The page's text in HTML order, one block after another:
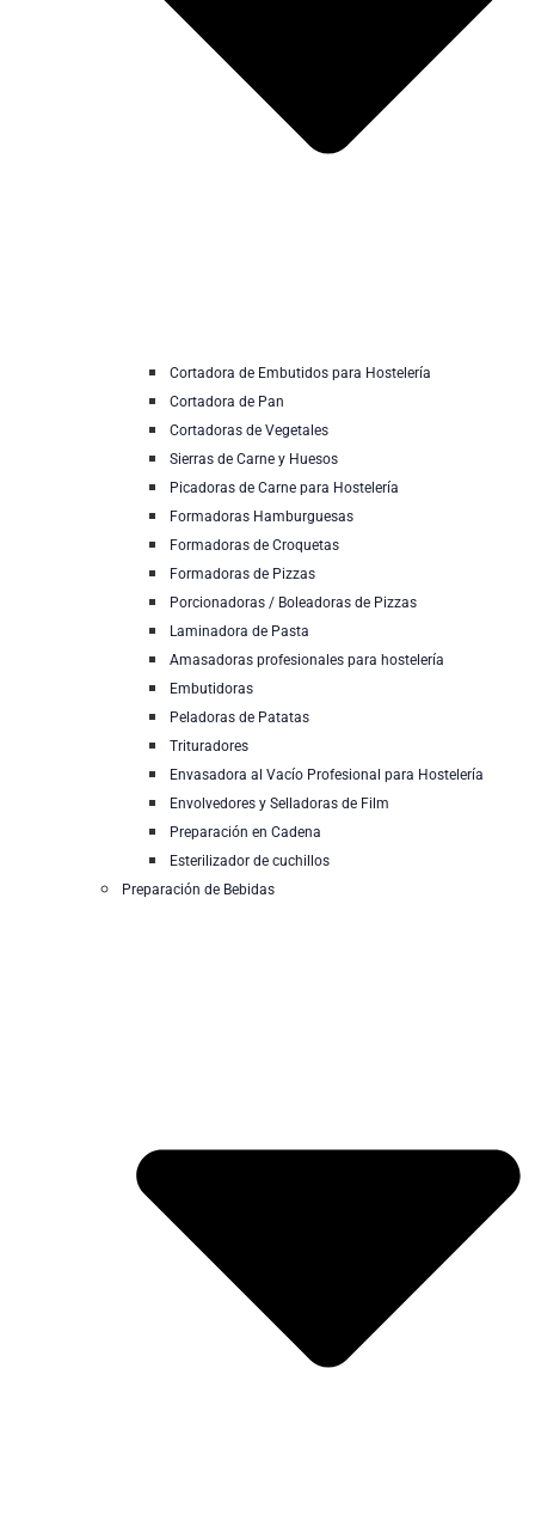
Cortadora de Embutidos para Hostelería
Cortadora de Pan
Cortadoras de Vegetales
Sierras de Carne y Huesos
Picadoras de Carne para Hostelería
Formadoras Hamburguesas
Formadoras de Croquetas
Formadoras de Pizzas
Porcionadoras / Boleadoras de Pizzas
Laminadora de Pasta
Amasadoras profesionales para hostelería
Embutidoras
Peladoras de Patatas
Trituradores
Envasadora al Vacío Profesional para Hostelería
Envolvedores y Selladoras de Film
Preparación en Cadena
Esterilizador de cuchillos
Preparación de Bebidas